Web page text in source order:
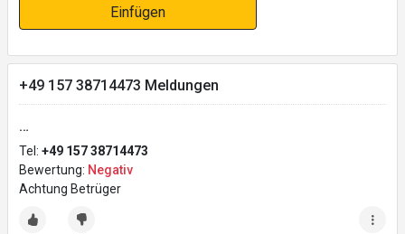
Einfügen
+49 157 38714473 Meldungen
…
Tel: +49 157 38714473
Bewertung: Negativ
Achtung Betrüger